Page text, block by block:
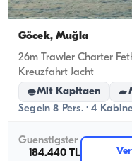
Göcek, Muğla
26m Trawler Charter
Kreuzfahrt Jacht
Mit Kapitaen
Segeln 8 Pers. · 4
Guenstigster
184.440 TL